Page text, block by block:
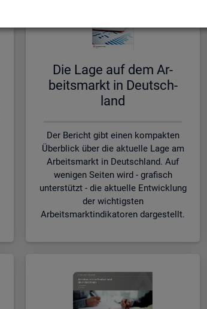
Die Lage auf dem Ar­
beits­markt in Deutsch­
land
Der Bericht gibt einen kompakten
Überblick über die aktuelle Lage am
Arbeitsmarkt in Deutschland. Auf
wenigen Seiten wird - grafisch
unterstützt - die aktuelle Entwicklung
der wichtigsten
Arbeitsmarktindikatoren dargestellt.